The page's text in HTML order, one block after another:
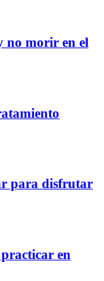
no morir en el
para disfrutar
en